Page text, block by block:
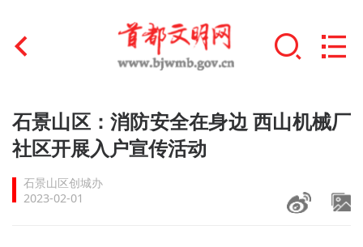
首页
文明创建
文明实践
石景山区：消防安全在身边 西山机械厂
社区开展入户宣传活动
石景山区创城办
2023-02-01